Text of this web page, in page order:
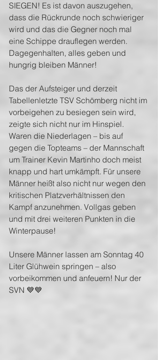
SIEGEN! Es ist davon auszugehen,
dass die Rückrunde noch schwieriger
wird und das die Gegner noch mal
eine Schippe drauflegen werden.
Dagegenhalten, alles geben und
hungrig bleiben Männer!
Das der Aufsteiger und derzeit
Tabellenletzte TSV Schömberg nicht im
vorbeigehen zu besiegen sein wird,
zeigte sich nicht nur im Hinspiel.
Waren die Niederlagen – bis auf
gegen die Topteams – der Mannschaft
um Trainer Kevin Martinho doch meist
knapp und hart umkämpft. Für unsere
Männer heißt also nicht nur wegen den
kritischen Platzverhältnissen den
Kampf anzunehmen. Vollgas geben
und mit drei weiteren Punkten in die
Winterpause!
Unsere Männer lassen am Sonntag 40
Liter Glühwein springen – also
vorbeikommen und anfeuern! Nur der
SVN 💙💙